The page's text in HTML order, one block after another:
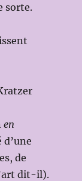
sorte.
en
d’une
de
dit-il).